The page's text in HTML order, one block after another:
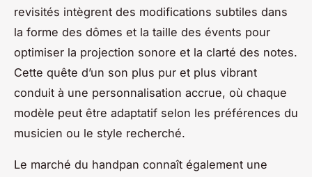
revisités intègrent des modifications subtiles dans
la forme des dômes et la taille des évents pour
optimiser la projection sonore et la clarté des notes.
Cette quête d’un son plus pur et plus vibrant
conduit à une personnalisation accrue, où chaque
modèle peut être adaptatif selon les préférences du
musicien ou le style recherché.
Le marché du handpan connaît également une